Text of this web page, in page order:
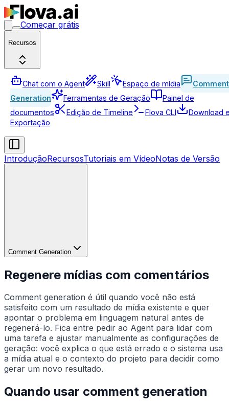
Começar grátis
Recursos
Chat com o Agent Skill Espaço de mídia
Comment
Generation
Ferramentas de Geração
Painel de
documentos
Edição de Timeline Flova CLI
Download
Exportação
IntroduçãoRecursosTutoriais em VídeoNotas de Versão
Comment Generation
Regenere mídias com comentários
Comment generation é útil quando você não está
satisfeito com um resultado de mídia existente e quer
apontar o problema em linguagem natural antes de
regenerá-lo. Fica entre pedir ao Agent para lidar com
uma tarefa e ajustar manualmente as configurações de
geração: você explica o que está errado e o sistema usa
a mídia atual e o contexto do projeto para decidir como
gerar um novo resultado.
Quando usar comment generation